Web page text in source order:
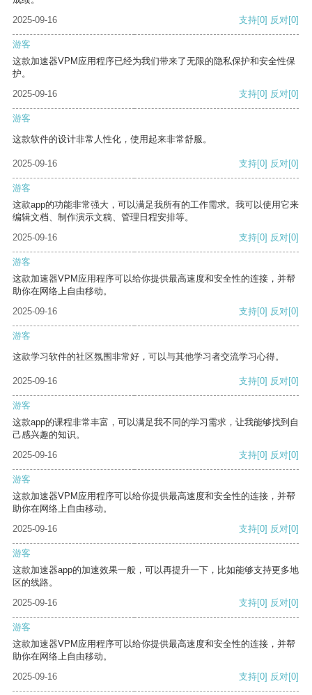
2025-09-16
支持[0] 反对[0]
游客
这款加速器VPM应用程序已经为我们带来了无限的隐私保护和安全性保
护。
2025-09-16
支持[0] 反对[0]
游客
这款软件的设计非常人性化，使用起来非常舒服。
2025-09-16 支持[0] 反对[0]
游客
这款app的功能非常强大，可以满足我所有的工作需求。我可以使用它来
编辑文档、制作演示文稿、管理日程安排等。
2025-09-16
支持[0] 反对[0]
游客
这款加速器VPM应用程序可以给你提供最高速度和安全性的连接，并帮
助你在网络上自由移动。
2025-09-16
支持[0] 反对[0]
游客
这款学习软件的社区氛围非常好，可以与其他学习者交流学习心得。
2025-09-16 支持[0] 反对[0]
游客
这款app的课程非常丰富，可以满足我不同的学习需求，让我能够找到自
己感兴趣的知识。
2025-09-16
支持[0] 反对[0]
游客
这款加速器VPM应用程序可以给你提供最高速度和安全性的连接，并帮
助你在网络上自由移动。
2025-09-16
支持[0] 反对[0]
游客
这款加速器app的加速效果一般，可以再提升一下，比如能够支持更多地
区的线路。
2025-09-16
支持[0] 反对[0]
游客
这款加速器VPM应用程序可以给你提供最高速度和安全性的连接，并帮
助你在网络上自由移动。
2025-09-16
支持[0] 反对[0]